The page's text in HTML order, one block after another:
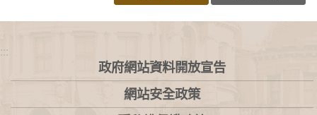
:::
政府網站資料開放宣告
網站安全政策